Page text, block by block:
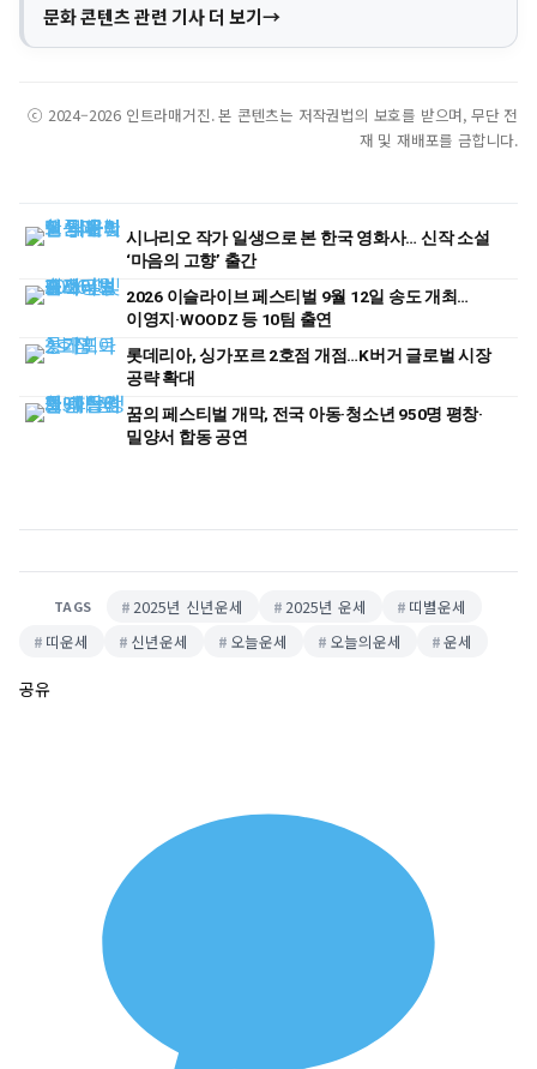
문화 콘텐츠 관련 기사 더 보기
ⓒ 2024–2026 인트라매거진. 본 콘텐츠는 저작권법의 보호를 받으며, 무단 전
재 및 재배포를 금합니다.
시나리오 작가 일생으로 본 한국 영화사… 신작 소설
‘마음의 고향’ 출간
2026 이슬라이브 페스티벌 9월 12일 송도 개최…
이영지·WOODZ 등 10팀 출연
롯데리아, 싱가포르 2호점 개점…K버거 글로벌 시장
공략 확대
꿈의 페스티벌 개막, 전국 아동·청소년 950명 평창·
밀양서 합동 공연
TAGS 2025년 신년운세 2025년 운세
띠별운세
띠운세
신년운세 오늘운세 오늘의운세 운세
공유